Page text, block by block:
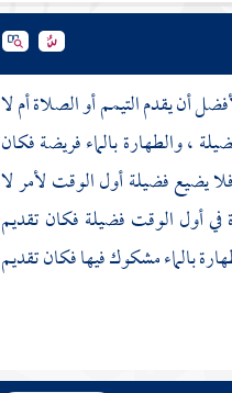
أن يقدم التيمم أو الصلاة أم لا
، والطهارة بالماء فريضة فكان
يضيع فضيلة أول الوقت لأمر لا
أول الوقت فضيلة فكان تقديم
بالماء مشكوك فيها فكان تقديم